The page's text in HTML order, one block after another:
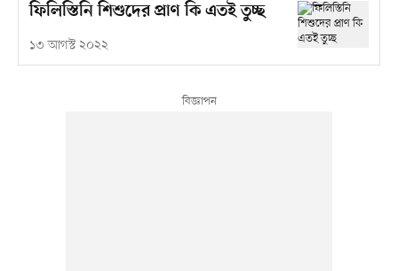
ফিলিস্তিনি শিশুদের প্রাণ কি এতই তুচ্ছ
১৩ আগস্ট ২০২২